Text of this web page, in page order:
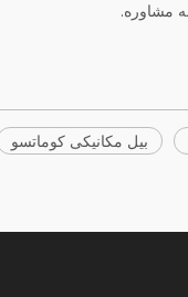
بیل مکانیکی کوماتسو